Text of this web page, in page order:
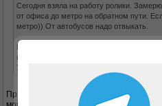
Сегодня взяла на работу ролики.
от офиса до метро на обратном пути.
метро)) От автобусов надо отвыкать.
И сегодня
-то перестал стоять
наконец стало 64.3.
Уряя!!!))))
Привет, зовут Женя)я вот тоже